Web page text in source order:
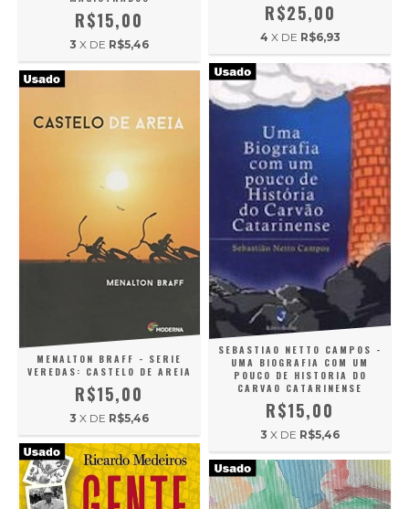
R$15,00
3 X DE R$5,46
R$25,00
4 X DE R$6,93
MENALTON BRAFF - SERIE
VEREDAS: CASTELO DE AREIA
R$15,00
3 X DE R$5,46
SEBASTIAO NETTO CAMPOS -
UMA BIOGRAFIA COM UM
POUCO DE HISTORIA DO
CARVAO CATARINENSE
R$15,00
3 X DE R$5,46